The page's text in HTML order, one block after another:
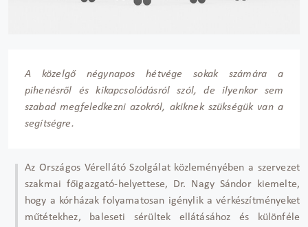
A közelgő négynapos hétvége sokak számára a
pihenésről és kikapcsolódásról szól, de ilyenkor sem
szabad megfeledkezni azokról, akiknek szükségük van a
segítségre.
Az Országos Vérellátó Szolgálat közleményében a szervezet
szakmai főigazgató-helyettese, Dr. Nagy Sándor kiemelte,
hogy a kórházak folyamatosan igénylik a vérkészítményeket
műtétekhez, baleseti sérültek ellátásához és különféle